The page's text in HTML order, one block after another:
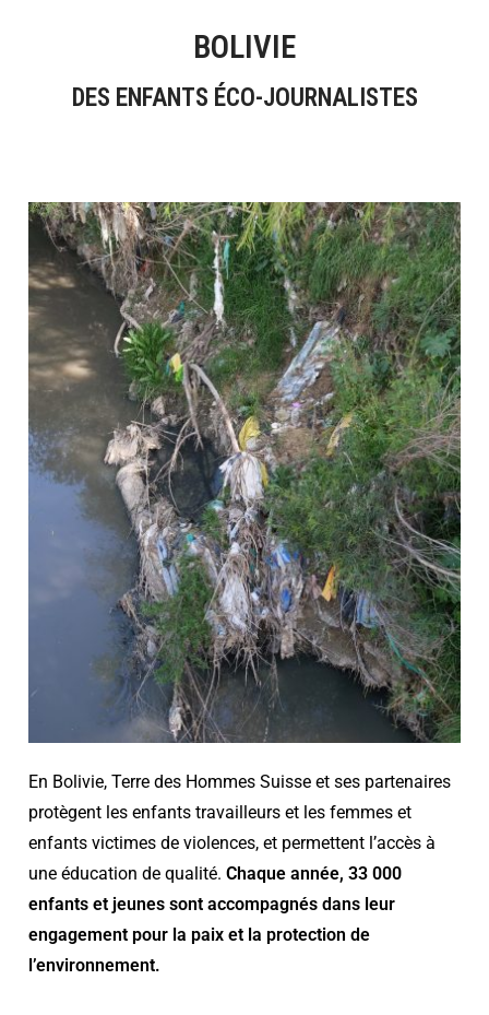
BOLIVIE
DES ENFANTS ÉCO-JOURNALISTES
En Bolivie, Terre des Hommes Suisse et ses partenaires
protègent les enfants travailleurs et les femmes et
enfants victimes de violences, et permettent l’accès à
une éducation de qualité. Chaque année, 33 000
enfants et jeunes sont accompagnés dans leur
engagement pour la paix et la protection de
l’environnement.